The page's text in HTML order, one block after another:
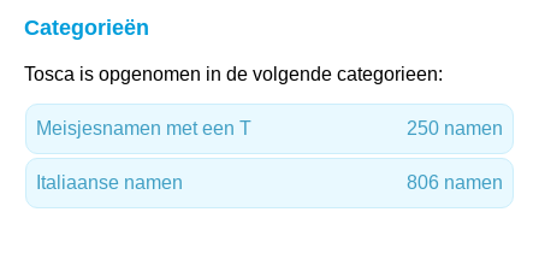
Categorieën
Tosca is opgenomen in de volgende categorieen:
Meisjesnamen met een T 250 namen
Italiaanse namen 806 namen